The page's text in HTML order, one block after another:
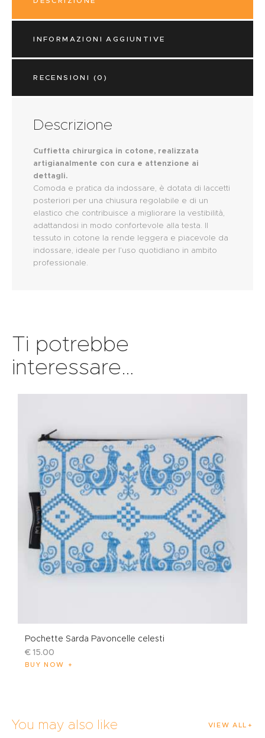
INFORMAZIONI AGGIUNTIVE
RECENSIONI (0)
Descrizione
Cuffietta chirurgica in cotone, realizzata
artigianalmente con cura e attenzione ai
dettagli.
Comoda e pratica da indossare, è dotata di laccetti
posteriori per una chiusura regolabile e di un
elastico che contribuisce a migliorare la vestibilità,
adattandosi in modo confortevole alla testa. Il
tessuto in cotone la rende leggera e piacevole da
indossare, ideale per l’uso quotidiano in ambito
professionale.
Ti potrebbe
interessare…
Pochette Sarda Pavoncelle celesti
€ 15.00
BUY NOW
You may also like VIEW ALL